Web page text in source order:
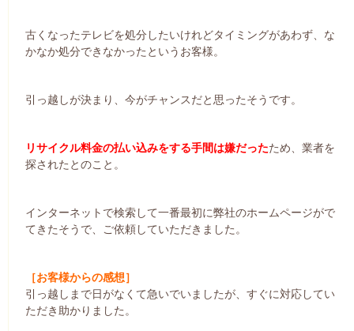
古くなったテレビを処分したいけれどタイミングがあわず、な
かなか処分できなかったというお客様。
引っ越しが決まり、今がチャンスだと思ったそうです。
リサイクル料金の払い込みをする手間は嫌だったため、業者を
探されたとのこと。
インターネットで検索して一番最初に弊社のホームページがで
てきたそうで、ご依頼していただきました。
［お客様からの感想］
引っ越しまで日がなくて急いでいましたが、すぐに対応してい
ただき助かりました。